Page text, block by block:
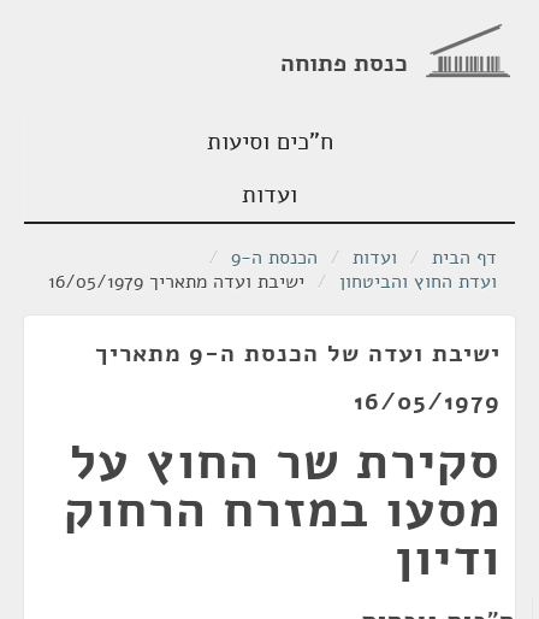
כנסת פתוחה
ח"כים וסיעות
ועדות
דף הבית / ועדות / הכנסת ה-9
/
ועדת החוץ והביטחון / ישיבת ועדה מתאריך 16/05/1979
ישיבת ועדה של הכנסת ה-9 מתאריך
16/05/1979
סקירת שר החוץ על
מסעו במזרח הרחוק
ודיון